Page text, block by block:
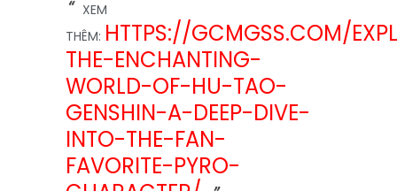
XEM
THÊM: HTTPS://GCMGSS.COM/
THE-ENCHANTING-
WORLD-OF-HU-TAO-
GENSHIN-A-DEEP-DIVE-
INTO-THE-FAN-
FAVORITE-PYRO-